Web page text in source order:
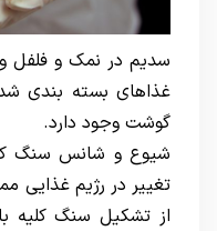
سدیم در نمک و فلفل
گوشت وجود دارد.
شیوع و شانس سنگ
تغییر در رژیم غذایی
از تشکیل سنگ